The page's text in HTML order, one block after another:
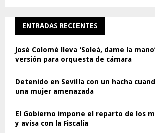
ENTRADAS RECIENTES
José Colomé lleva ‘Soleá, dame la
versión para orquesta de cámara
Detenido en Sevilla con un hacha
una mujer amenazada
El Gobierno impone el reparto de los
y avisa con la Fiscalía